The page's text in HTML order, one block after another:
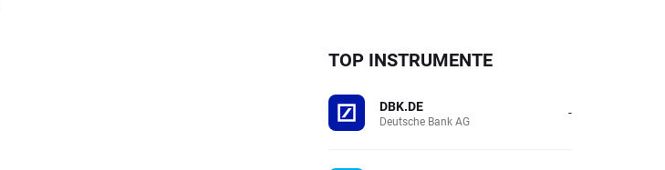
TOP INSTRUMENTE
DBK.DE
Deutsche Bank AG -